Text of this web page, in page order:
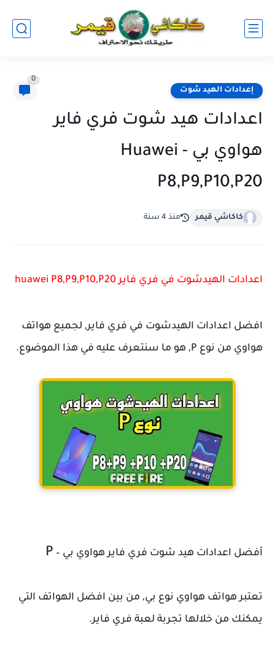
إعدادات الهيد شوت
0
اعدادات هيد شوت فري فاير
هواوي بي - Huawei
P8,P9,P10,P20
كاكاشي قيمر منذ 4 سنة
اعدادات الهيدشوت في فري فاير huawei P8,P9,P10,P20
افضل اعدادات الهيدشوت في فري فاير, لجميع هواتف
هواوي من نوع P, هو ما سنتعرف عليه في هذا الموضوع.
أفضل اعدادات هيد شوت فري فاير هواوي بي – P
تعتبر هواتف هواوي نوع بي, من بين افضل الهواتف التي
يمكنك من خلالها تجربة لعبة فري فاير.